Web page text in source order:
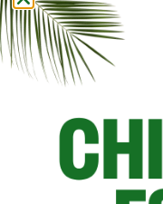
Come